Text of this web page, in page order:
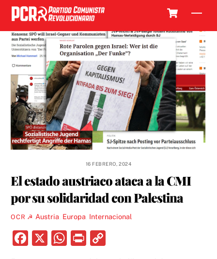
Skip
content
16 FEBRERO, 2024
El estado austriaco ataca a la CMI
por su solidaridad con Palestina
OCR ☭ Austria Europa Internacional
F
X
W P